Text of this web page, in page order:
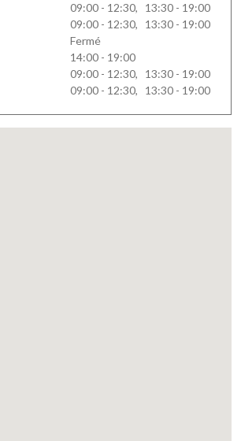
09:00 - 12:30, 13:30 - 19:00
09:00 - 12:30, 13:30 - 19:00
Fermé
14:00 - 19:00
09:00 - 12:30, 13:30 - 19:00
09:00 - 12:30, 13:30 - 19:00